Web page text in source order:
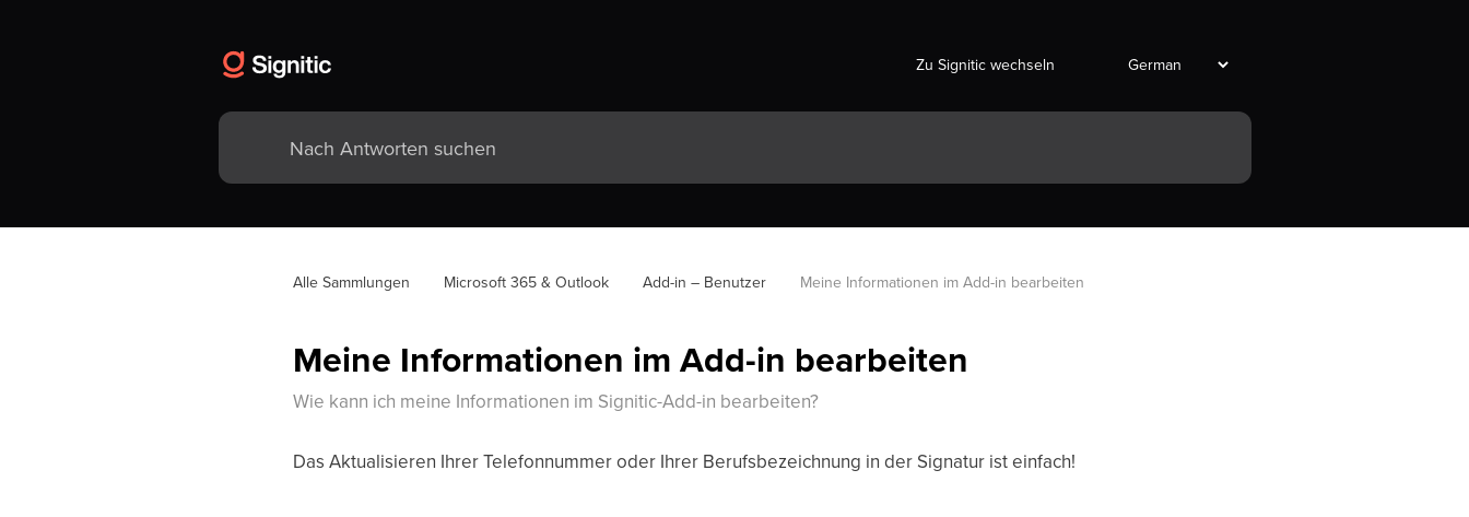
Zu Signitic wechseln
Alle Sammlungen Microsoft 365 & Outlook Add-in – Benutzer Meine Informationen im Add-in bearbeiten
Meine Informationen im Add-in bearbeiten
Wie kann ich meine Informationen im Signitic-Add-in bearbeiten?
Das Aktualisieren Ihrer Telefonnummer oder Ihrer Berufsbezeichnung in der Signatur ist einfach!